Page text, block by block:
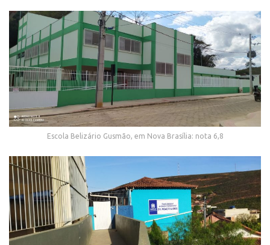
Escola Belizário Gusmão, em Nova Brasília: nota 6,8